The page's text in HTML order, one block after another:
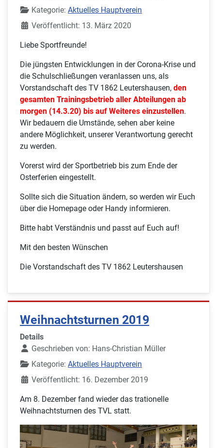
Kategorie: Aktuelles Hauptverein
Veröffentlicht: 13. März 2020
Liebe Sportfreunde!
Die jüngsten Entwicklungen in der Corona-Krise und
die Schulschließungen veranlassen uns, als
Vorstandschaft des TV 1862 Leutershausen, den
gesamten Trainingsbetrieb aller Abteilungen ab
morgen (14.3.20) bis auf Weiteres einzustellen.
Wir bedauern die Umstände, sehen aber keine
andere Möglichkeit, unserer Verantwortung gerecht
zu werden.
Vorerst wird der Sportbetrieb bis zum Ende der
Osterferien eingestellt.
Sollte sich die Situation ändern, so werden wir Euch
über die Homepage oder Handy informieren.
Bitte habt Verständnis und passt auf Euch auf!
Mit den besten Wünschen
Die Vorstandschaft des TV 1862 Leutershausen
Weihnachtsturnen 2019
Details
Geschrieben von: Hans-Christian Müller
Kategorie: Aktuelles Hauptverein
Veröffentlicht: 16. Dezember 2019
Am 8. Dezember fand wieder das trationelle
Weihnachtsturnen des TVL statt.